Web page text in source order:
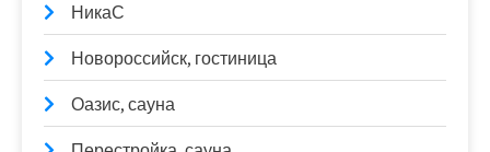
НикаС
Новороссийск, гостиница
Оазис, сауна